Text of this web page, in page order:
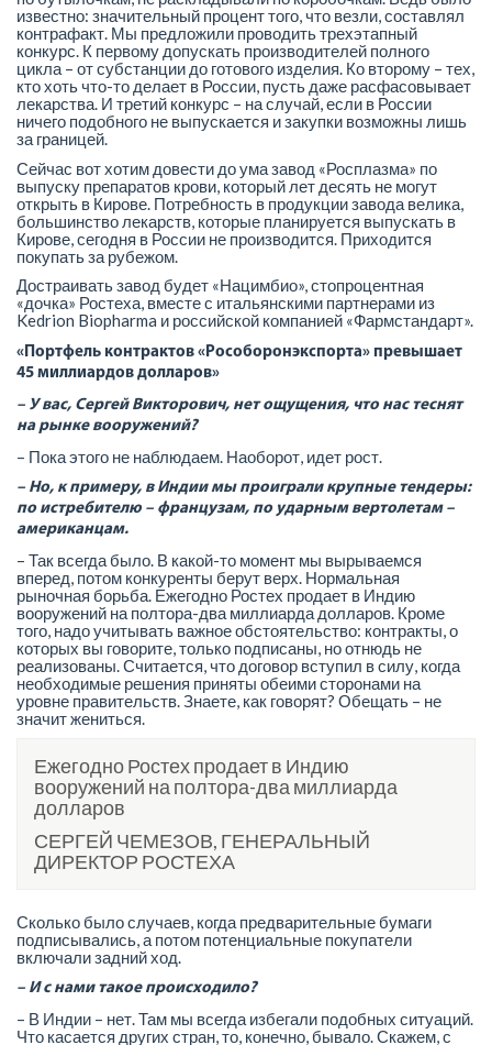
известно: значительный процент того, что везли, составлял
контрафакт. Мы предложили проводить трехэтапный
конкурс. К первому допускать производителей полного
цикла – от субстанции до готового изделия. Ко второму – тех,
кто хоть что-то делает в России, пусть даже расфасовывает
лекарства. И третий конкурс – на случай, если в России
ничего подобного не выпускается и закупки возможны лишь
за границей.
Сейчас вот хотим довести до ума завод «Росплазма» по
выпуску препаратов крови, который лет десять не могут
открыть в Кирове. Потребность в продукции завода велика,
большинство лекарств, которые планируется выпускать в
Кирове, сегодня в России не производится. Приходится
покупать за рубежом.
Достраивать завод будет «Нацимбио», стопроцентная
«дочка» Ростеха, вместе с итальянскими партнерами из
Kedrion Biopharma и российской компанией «Фармстандарт».
«Портфель контрактов «Рособоронэкспорта» превышает
45 миллиардов долларов»
– У вас, Сергей Викторович, нет ощущения, что нас теснят
на рынке вооружений?
– Пока этого не наблюдаем. Наоборот, идет рост.
– Но, к примеру, в Индии мы проиграли крупные тендеры:
по истребителю – французам, по ударным вертолетам –
американцам.
– Так всегда было. В какой-то момент мы вырываемся
вперед, потом конкуренты берут верх. Нормальная
рыночная борьба. Ежегодно Ростех продает в Индию
вооружений на полтора-два миллиарда долларов. Кроме
того, надо учитывать важное обстоятельство: контракты, о
которых вы говорите, только подписаны, но отнюдь не
реализованы. Считается, что договор вступил в силу, когда
необходимые решения приняты обеими сторонами на
уровне правительств. Знаете, как говорят? Обещать – не
значит жениться.
Ежегодно Ростех продает в Индию
вооружений на полтора-два миллиарда
долларов
СЕРГЕЙ ЧЕМЕЗОВ, ГЕНЕРАЛЬНЫЙ
ДИРЕКТОР РОСТЕХА
Сколько было случаев, когда предварительные бумаги
подписывались, а потом потенциальные покупатели
включали задний ход.
– И с нами такое происходило?
– В Индии – нет. Там мы всегда избегали подобных ситуаций.
Что касается других стран, то, конечно, бывало. Скажем, с